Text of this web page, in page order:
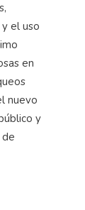
el uso
en
nuevo
y